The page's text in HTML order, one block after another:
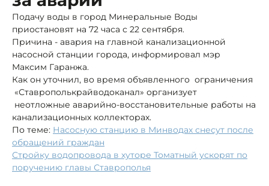
Подачу воды в город Минеральные Воды
приостановят на 72 часа с 22 сентября.
Причина - авария на главной канализационной
насосной станции города, информировал мэр
Максим Гаранжа.
Как он уточнил, во время объявленного ограничения
«Ставрополькрайводоканал» организует
неотложные аварийно-восстановительные работы на
канализационных коллекторах.
По теме: Насосную станцию в Минводах снесут после
обращений граждан
Стройку водопровода в хуторе Томатный ускорят по
поручению главы Ставрополья